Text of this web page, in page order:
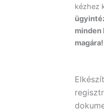
kézhez
minden
magára!